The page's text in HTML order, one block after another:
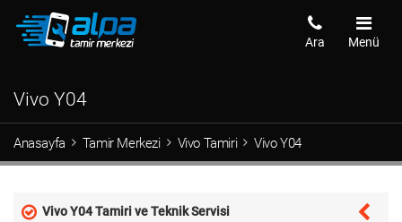
Menü
Ara
Vivo Y04
Anasayfa Tamir Merkezi Vivo Tamiri Vivo Y04
Vivo Y04 Tamiri ve Teknik Servisi